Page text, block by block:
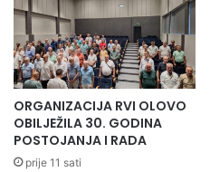
ORGANIZACIJA RVI OLOVO
OBILJEŽILA 30. GODINA
POSTOJANJA I RADA
prije 11 sati